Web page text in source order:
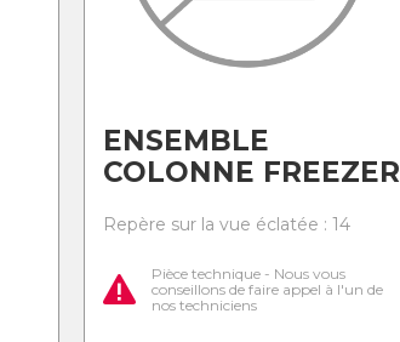
ENSEMBLE
COLONNE FREEZER
Repère sur la vue éclatée : 14
Pièce technique - Nous vous
conseillons de faire appel à l'un de
nos techniciens